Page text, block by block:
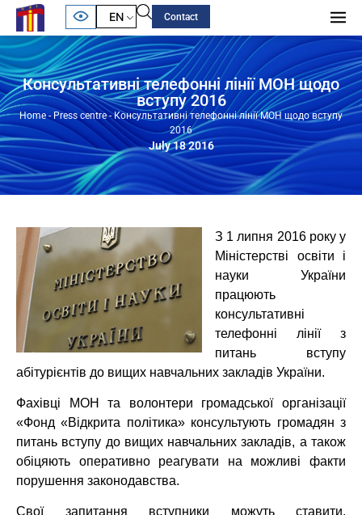
EN Contact
Консультативні телефонні лінії МОН щодо
вступу 2016
Home- Press centre-Консультативні телефонні лінії МОН щодо вступу
2016
July 18 2016
З 1 липня 2016 року у
Міністерстві освіти і
науки України
працюють
консультативні
телефонні лінії з
питань вступу
абітурієнтів до вищих навчальних закладів України.
Фахівці МОН та волонтери громадської організації
«Фонд «Відкрита політика» консультують громадян з
питань вступу до вищих навчальних закладів, а також
обіцяють оперативно реагувати на можливі факти
порушення законодавства.
Свої запитання вступники можуть ставити,